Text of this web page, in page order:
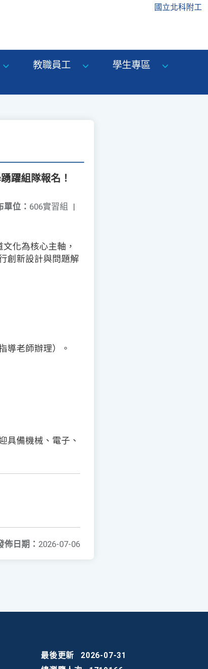
國立北科附工
教職員工
學生專區
躍組隊報名！
單位： 606實習組 |
化為核心主軸，
創新設計與問題解
導老師辦理）。
具備機械、電子、
佈日期： 2026-07-06
最後更新
2026-07-31